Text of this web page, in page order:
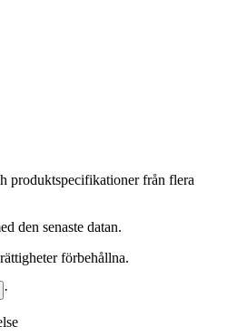
produktspecifikationer från flera
den senaste datan.
förbehållna.
·